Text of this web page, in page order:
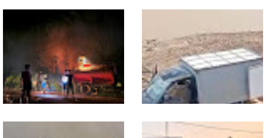
Dukung Swasembada
Pangan, Polsek Entikong
Tanam dan Rawat Jagung
Hibrida di Demplot Entikong
Tapang
Sekwil GP Ansor Kalbar
Hadiri Konfercab Sanggau:
Kader Harus Militan dan
Bermanfaat